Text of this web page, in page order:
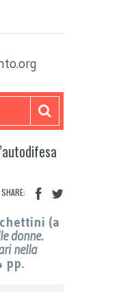
SHARE:
(a
donne.
nella
pp.